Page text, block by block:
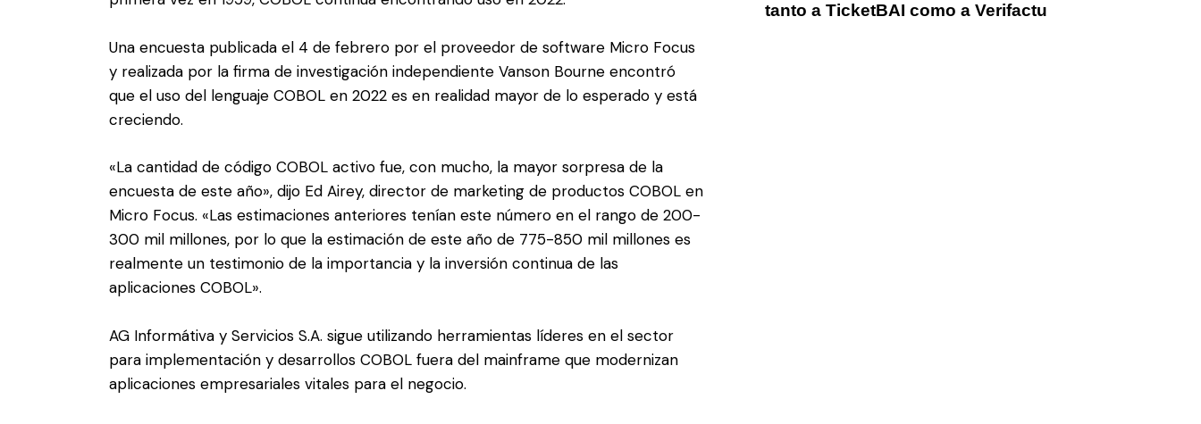
Una encuesta publicada el 4 de febrero por el proveedor de software Micro Focus
y realizada por la firma de investigación independiente Vanson Bourne encontró
que el uso del lenguaje COBOL en 2022 es en realidad mayor de lo esperado y está
creciendo.
«La cantidad de código COBOL activo fue, con mucho, la mayor sorpresa de la
encuesta de este año», dijo Ed Airey, director de marketing de productos COBOL en
Micro Focus. «Las estimaciones anteriores tenían este número en el rango de 200-
300 mil millones, por lo que la estimación de este año de 775-850 mil millones es
realmente un testimonio de la importancia y la inversión continua de las
aplicaciones COBOL».
AG Informátiva y Servicios S.A. sigue utilizando herramientas líderes en el sector
para implementación y desarrollos COBOL fuera del mainframe que modernizan
aplicaciones empresariales vitales para el negocio.
tanto a TicketBAI como a Verifactu